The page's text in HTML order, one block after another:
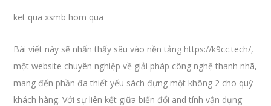
ket qua xsmb hom qua
Bài viết này sẽ nhấn thấy sâu vào nền tảng https://k9cc.tech/,
một website chuyên nghiệp về giải pháp công nghệ thanh nhã,
mang đến phần đa thiết yếu sách đựng một không 2 cho quý
khách hàng. Với sự liên kết giữa biến đổi and tính vận dụng